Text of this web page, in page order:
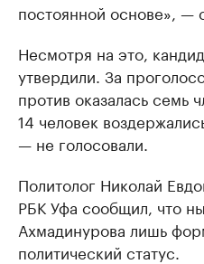
постоянной основе», —
Несмотря на это,
утвердили. За
против оказалась семь
14 человек
— не голосовали.
Политолог Николай
РБК Уфа сообщил, что
Ахмадинурова лишь
политический статус.